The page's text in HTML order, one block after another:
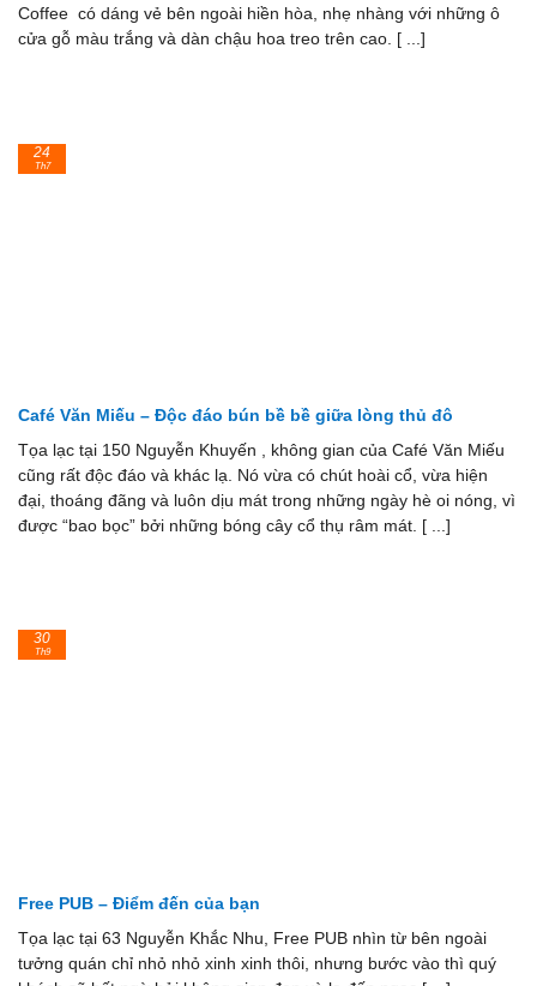
Coffee có dáng vẻ bên ngoài hiền hòa, nhẹ nhàng với những ô
cửa gỗ màu trắng và dàn chậu hoa treo trên cao. [ ...]
Café Văn Miếu – Độc đáo bún bề bề giữa lòng thủ đô
Tọa lạc tại 150 Nguyễn Khuyến , không gian của Café Văn Miếu
cũng rất độc đáo và khác lạ. Nó vừa có chút hoài cổ, vừa hiện
đại, thoáng đãng và luôn dịu mát trong những ngày hè oi nóng, vì
được “bao bọc” bởi những bóng cây cổ thụ râm mát. [ ...]
24
Th7
Free PUB – Điểm đến của bạn
Tọa lạc tại 63 Nguyễn Khắc Nhu, Free PUB nhìn từ bên ngoài
tưởng quán chỉ nhỏ nhỏ xinh xinh thôi, nhưng bước vào thì quý
30
Th9